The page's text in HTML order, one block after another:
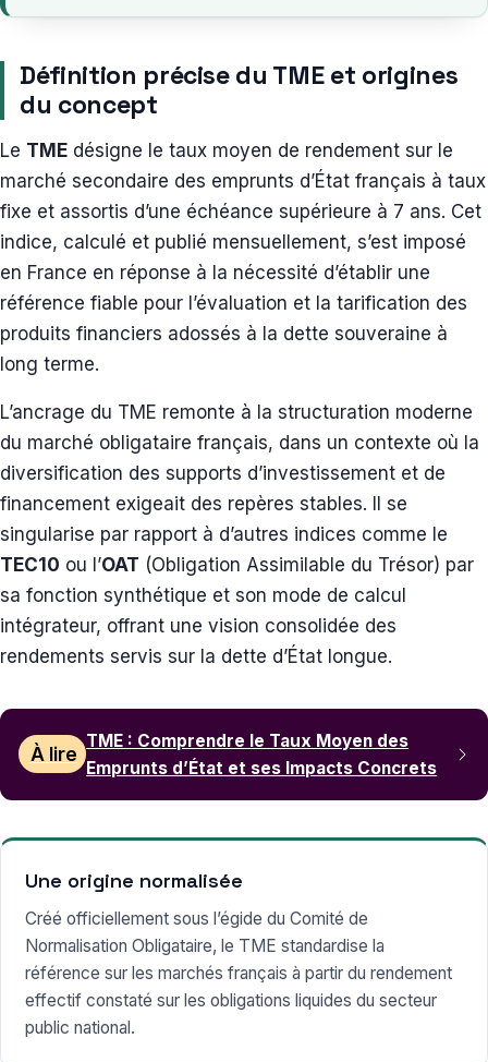
Définition précise du TME et origines
du concept
Le TME désigne le taux moyen de rendement sur le
marché secondaire des emprunts d’État français à taux
fixe et assortis d’une échéance supérieure à 7 ans. Cet
indice, calculé et publié mensuellement, s’est imposé
en France en réponse à la nécessité d’établir une
référence fiable pour l’évaluation et la tarification des
produits financiers adossés à la dette souveraine à
long terme.
L’ancrage du TME remonte à la structuration moderne
du marché obligataire français, dans un contexte où la
diversification des supports d’investissement et de
financement exigeait des repères stables. Il se
singularise par rapport à d’autres indices comme le
TEC10 ou l’OAT (Obligation Assimilable du Trésor) par
sa fonction synthétique et son mode de calcul
intégrateur, offrant une vision consolidée des
rendements servis sur la dette d’État longue.
À lire
TME : Comprendre le Taux Moyen des
Emprunts d’État et ses Impacts Concrets
Une origine normalisée
Créé officiellement sous l’égide du Comité de
Normalisation Obligataire, le TME standardise la
référence sur les marchés français à partir du rendement
effectif constaté sur les obligations liquides du secteur
public national.